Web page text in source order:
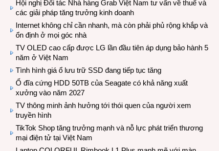
Hội nghị Đối tác Nhà hàng Grab Việt Nam tư vấn về thuế và
các giải pháp tăng trưởng kinh doanh
Internet không chỉ cần nhanh, mà còn phải phủ rộng khắp và
ổn định ở mọi góc nhà
TV OLED cao cấp được LG lần đầu tiên áp dụng bảo hành 5
năm ở Việt Nam
Tình hình giá ổ lưu trữ SSD đang tiếp tục tăng
Ổ đĩa cứng HDD 50TB của Seagate có khả năng xuất
xưởng vào năm 2027
TV thông minh ảnh hưởng tới thói quen của người xem
truyền hình
TikTok Shop tăng trưởng mạnh và nỗ lực phát triển thương
mại điện tử tại Việt Nam